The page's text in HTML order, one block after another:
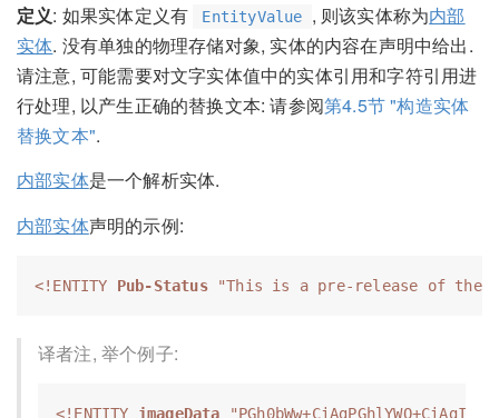
定义: 如果实体定义有 EntityValue , 则该实体称为内部
实体. 没有单独的物理存储对象, 实体的内容在声明中给出.
请注意, 可能需要对文字实体值中的实体引用和字符引用进
行处理, 以产生正确的替换文本: 请参阅第4.5节 "构造实体
替换文本".
内部实体是一个解析实体.
内部实体声明的示例:
<!ENTITY Pub-Status "This is a pre-release of the
译者注, 举个例子:
<!ENTITY imageData